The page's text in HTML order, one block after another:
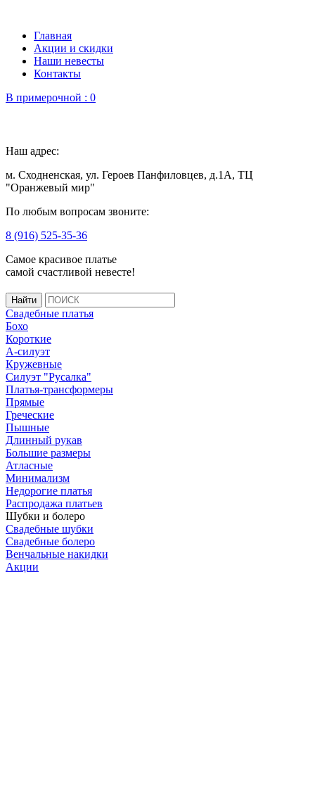
Главная
Акции и скидки
Наши невесты
Контакты
В примерочной : 0
Наш адрес:
м. Сходненская, ул. Героев Панфиловцев, д.1А, ТЦ
"Оранжевый мир"
По любым вопросам звоните:
8 (916) 525-35-36
Самое красивое платье
самой счастливой невесте!
Свадебные платья
Бохо
Короткие
А-силуэт
Кружевные
Силуэт "Русалка"
Платья-трансформеры
Прямые
Греческие
Пышные
Длинный рукав
Большие размеры
Атласные
Минимализм
Недорогие платья
Распродажа платьев
Шубки и болеро
Свадебные шубки
Свадебные болеро
Венчальные накидки
Акции